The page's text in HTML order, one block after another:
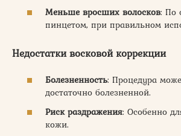
Меньше вросших волосков: По
пинцетом, при правильном
Недостатки восковой коррекции
Болезненность: Процедура
достаточно болезненной.
Риск раздражения: Особенно
кожи.